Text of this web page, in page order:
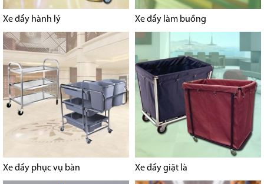
Xe đẩy hành lý Xe đẩy làm buồng
Xe đẩy phục vụ bàn Xe đẩy giặt là